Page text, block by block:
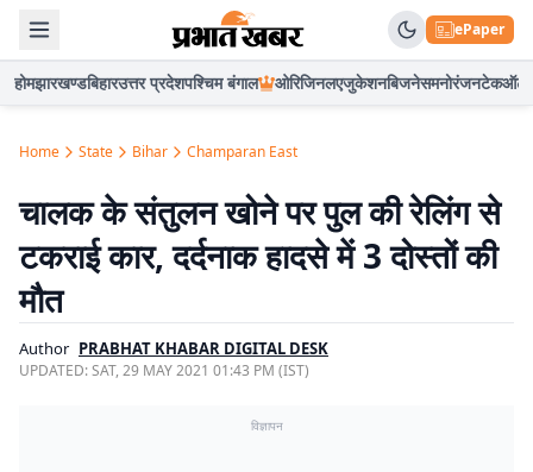
ePaper
होमझारखण्डबिहारउत्तर प्रदेशपश्चिम बंगाल ओरिजिनलएजुकेशनबिजनेसमनोरंजनटेकऑटो
Home State Bihar Champaran East
चालक के संतुलन खोने पर पुल की रेलिंग से
टकराई कार, दर्दनाक हादसे में 3 दोस्तों की
मौत
Author PRABHAT KHABAR DIGITAL DESK
UPDATED:SAT, 29 MAY 2021 01:43 PM (IST)
विज्ञापन